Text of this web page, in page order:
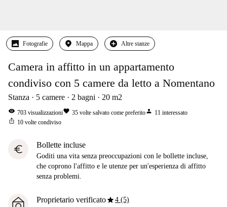
Fotografie Mappa Altre stanze
Camera in affitto in un appartamento
condiviso con 5 camere da letto a Nomentano
Stanza 5 camere 2 bagni 20 m2
visibility 703 visualizzazionifavorite 35 volte salvato come preferitoperson 11 interessato
ios_share 10 volte condiviso
euro Bollette incluse
Goditi una vita senza preoccupazioni con le bollette incluse,
che coprono l'affitto e le utenze per un'esperienza di affitto
senza problemi.
Proprietario verificatostar4 (5)